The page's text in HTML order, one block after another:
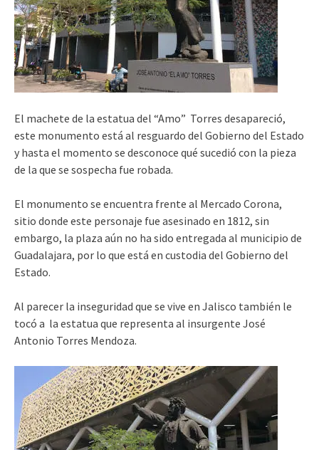
El machete de la estatua del “Amo” Torres desapareció,
este monumento está al resguardo del Gobierno del Estado
y hasta el momento se desconoce qué sucedió con la pieza
de la que se sospecha fue robada.
El monumento se encuentra frente al Mercado Corona,
sitio donde este personaje fue asesinado en 1812, sin
embargo, la plaza aún no ha sido entregada al municipio de
Guadalajara, por lo que está en custodia del Gobierno del
Estado.
Al parecer la inseguridad que se vive en Jalisco también le
tocó a la estatua que representa al insurgente José
Antonio Torres Mendoza.